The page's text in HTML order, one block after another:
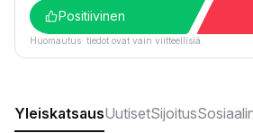
Positiivinen
Huomautus: tiedot ovat vain viitteellisiä.
YleiskatsausUutisetSijoitus